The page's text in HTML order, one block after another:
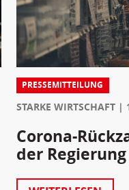
PRESSEMITTEILUNG
STARKE WIRTSCHAFT
Corona-
der